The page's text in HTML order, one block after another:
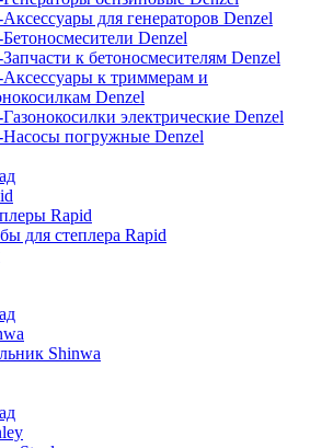
для генераторов Denzel
Denzel
к бетоносмесителям Denzel
Аксессуары к триммерам и
Denzel
электрические Denzel
Насосы погружные Denzel
Rapid
для cтеплера Rapid
Shinwa